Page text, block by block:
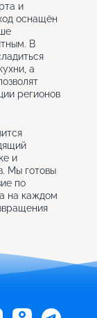
и
оснащён
В
а
регионов
и
Мы готовы
по
на каждом